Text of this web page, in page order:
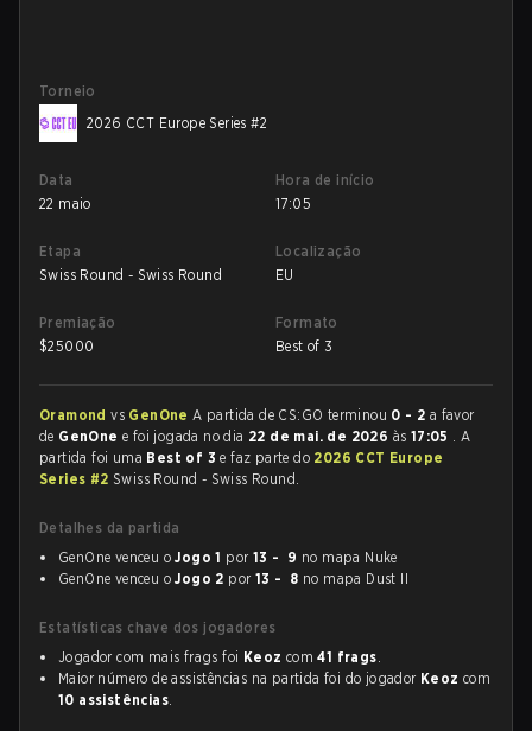
Torneio
2026 CCT Europe Series #2
Data
22 maio
Hora de início
17:05
Etapa
Swiss Round - Swiss Round
Localização
EU
Premiação
$25000
Formato
Best of 3
Oramondvs GenOneA partida de CS:GO terminou 0 - 2 a favor
de GenOnee foi jogada no dia 22 de mai. de 2026 às 17:05 . A
partida foi uma Best of 3e faz parte do 2026 CCT Europe
Series #2 Swiss Round - Swiss Round.
Detalhes da partida
GenOne venceu oJogo 1 por 13 - 9 no mapa Nuke
GenOne venceu oJogo 2 por 13 - 8 no mapa Dust II
Estatísticas chave dos jogadores
Jogador com mais frags foi Keoz com41 frags.
Maior número de assistências na partida foi do jogador Keoz com
10 assistências.